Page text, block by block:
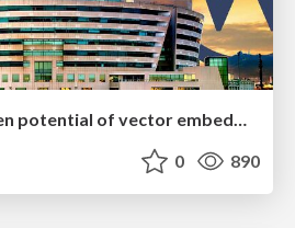
Unlocking the hidden potential of vector embeddings in international SEO
0 890